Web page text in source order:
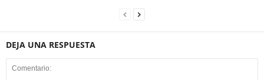
DEJA UNA RESPUESTA